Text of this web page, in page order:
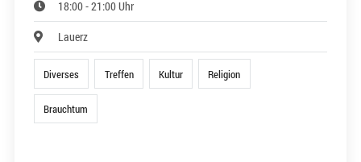
18:00 - 21:00 Uhr
Lauerz
Diverses Treffen Kultur Religion
Brauchtum